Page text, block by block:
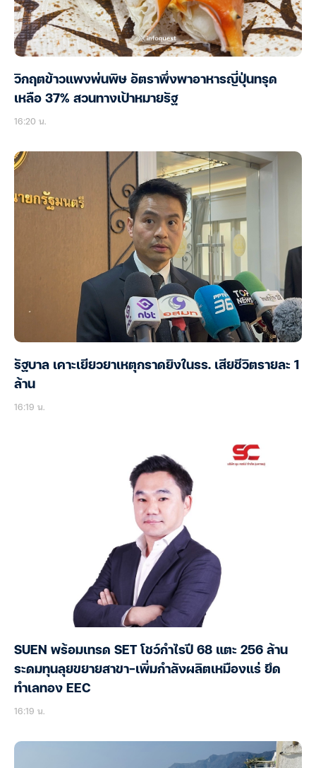
วิกฤตข้าวแพงพ่นพิษ อัตราพึ่งพาอาหารญี่ปุ่นทรุด
เหลือ 37% สวนทางเป้าหมายรัฐ
16:20 น.
รัฐบาล เคาะเยียวยาเหตุกราดยิงในรร. เสียชีวิตรายละ 1
ล้าน
16:19 น.
SUEN พร้อมเทรด SET โชว์กำไรปี 68 แตะ 256 ล้าน
ระดมทุนลุยขยายสาขา-เพิ่มกำลังผลิตเหมืองแร่ ยึด
ทำเลทอง EEC
16:19 น.